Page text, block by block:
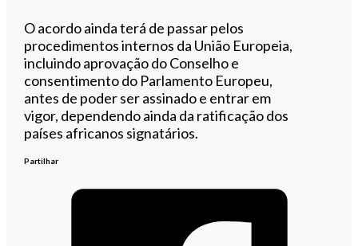
O acordo ainda terá de passar pelos
procedimentos internos da União Europeia,
incluindo aprovação do Conselho e
consentimento do Parlamento Europeu,
antes de poder ser assinado e entrar em
vigor, dependendo ainda da ratificação dos
países africanos signatários.
Partilhar